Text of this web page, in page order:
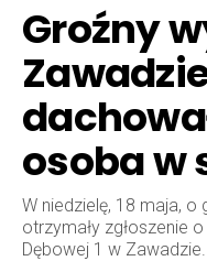
Groźny
osoba w
W niedzielę, 18 maja, o
otrzymały zgłoszenie
Dębowej 1 w Zawadzie.